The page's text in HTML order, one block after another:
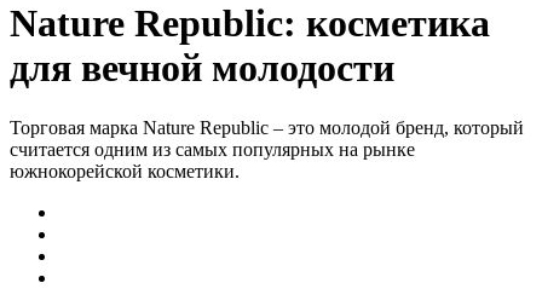
Nature Republic: косметика
для вечной молодости
Торговая марка Nature Republic – это молодой бренд, который
считается одним из самых популярных на рынке
южнокорейской косметики.